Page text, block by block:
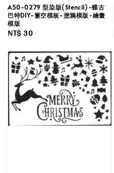
A50-0279 型染版(Stencil)-蝶古
巴特DIY-簍空模板-塗鴉模版-繪畫
模版
Regular
NT$ 30